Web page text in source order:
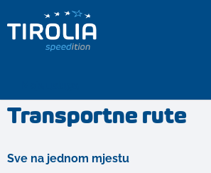
Transportne rute
Sve na jednom mjestu